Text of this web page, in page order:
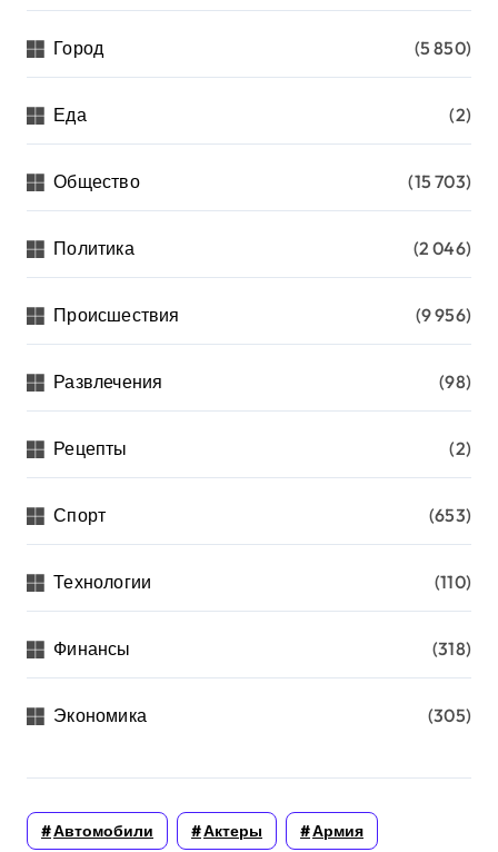
Город (5 850)
Еда (2)
Общество (15 703)
Политика (2 046)
Происшествия (9 956)
Развлечения (98)
Рецепты (2)
Спорт (653)
Технологии (110)
Финансы (318)
Экономика (305)
Автомобили Актеры Армия